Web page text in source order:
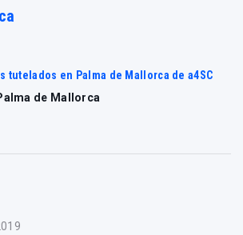
tutelados en Palma de Mallorca de a4SC
de Mallorca